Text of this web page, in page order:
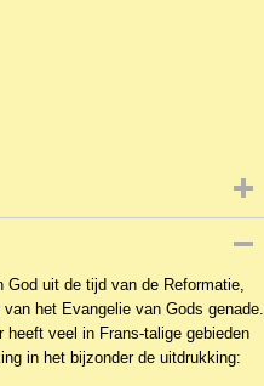
God uit de tijd van de Reformatie,
het Evangelie van Gods genade.
heeft veel in Frans-talige gebieden
in het bijzonder de uitdrukking: